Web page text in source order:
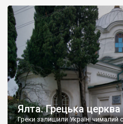
Ялта. Грецька
Греки залишили Україні чималий